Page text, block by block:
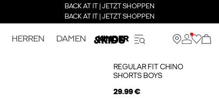
BACK AT IT | JETZT SHOPPEN
BACK AT IT | JETZT SHOPPEN
HERREN DAMEN KINDER
REGULAR FIT CHINO
SHORTS BOYS
29.99 €